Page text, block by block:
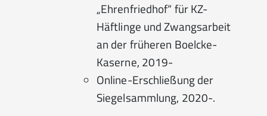
„Ehrenfriedhof“ für KZ-
Häftlinge und Zwangsarbeit
an der früheren Boelcke-
Kaserne, 2019-
Online-Erschließung der
Siegelsammlung, 2020-.